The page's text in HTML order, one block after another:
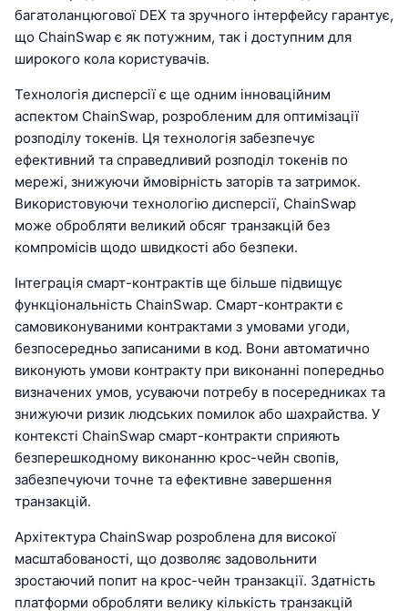
багатоланцюгової DEX та зручного інтерфейсу гарантує,
що ChainSwap є як потужним, так і доступним для
широкого кола користувачів.
Технологія дисперсії є ще одним інноваційним
аспектом ChainSwap, розробленим для оптимізації
розподілу токенів. Ця технологія забезпечує
ефективний та справедливий розподіл токенів по
мережі, знижуючи ймовірність заторів та затримок.
Використовуючи технологію дисперсії, ChainSwap
може обробляти великий обсяг транзакцій без
компромісів щодо швидкості або безпеки.
Інтеграція смарт-контрактів ще більше підвищує
функціональність ChainSwap. Смарт-контракти є
самовиконуваними контрактами з умовами угоди,
безпосередньо записаними в код. Вони автоматично
виконують умови контракту при виконанні попередньо
визначених умов, усуваючи потребу в посередниках та
знижуючи ризик людських помилок або шахрайства. У
контексті ChainSwap смарт-контракти сприяють
безперешкодному виконанню крос-чейн свопів,
забезпечуючи точне та ефективне завершення
транзакцій.
Архітектура ChainSwap розроблена для високої
масштабованості, що дозволяє задовольнити
зростаючий попит на крос-чейн транзакції. Здатність
платформи обробляти велику кількість транзакцій